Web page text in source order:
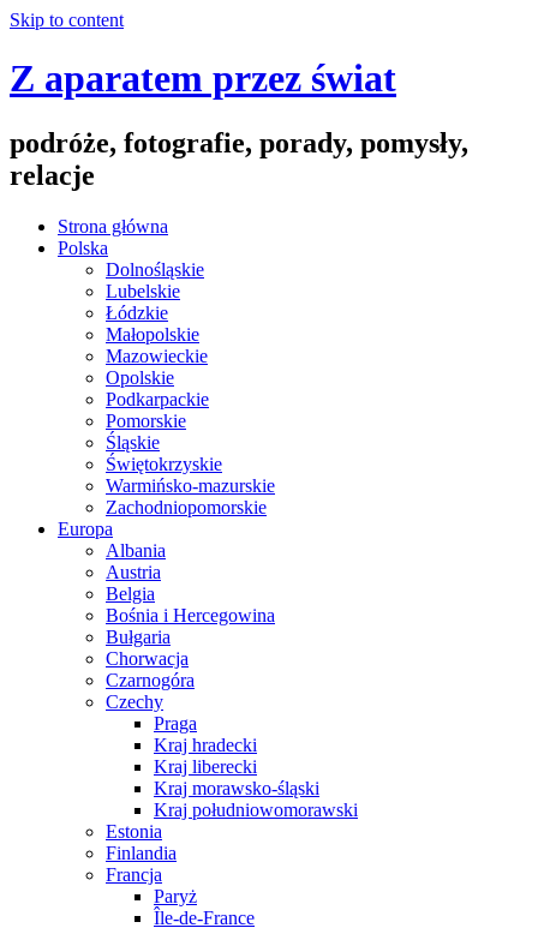
Skip to content
Z aparatem przez świat
podróże, fotografie, porady, pomysły,
relacje
Strona główna
Polska
Dolnośląskie
Lubelskie
Łódzkie
Małopolskie
Mazowieckie
Opolskie
Podkarpackie
Pomorskie
Śląskie
Świętokrzyskie
Warmińsko-mazurskie
Zachodniopomorskie
Europa
Albania
Austria
Belgia
Bośnia i Hercegowina
Bułgaria
Chorwacja
Czarnogóra
Czechy
Praga
Kraj hradecki
Kraj liberecki
Kraj morawsko-śląski
Kraj południowomorawski
Estonia
Finlandia
Francja
Paryż
Île-de-France